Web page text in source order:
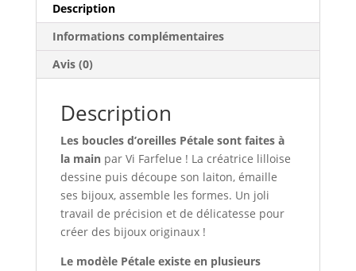
Description
Informations complémentaires
Avis (0)
Description
Les boucles d’oreilles Pétale sont faites à
la mainpar Vi Farfelue ! La créatrice lilloise
dessine puis découpe son laiton, émaille
ses bijoux, assemble les formes. Un joli
travail de précision et de délicatesse pour
créer des bijoux originaux !
Le modèle Pétale existe en plusieurs